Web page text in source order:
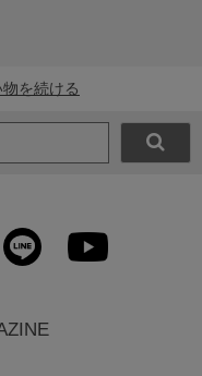
を続ける